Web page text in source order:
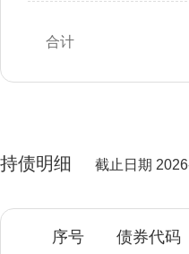
合计
持债明细 截止日期
序号 债券代码